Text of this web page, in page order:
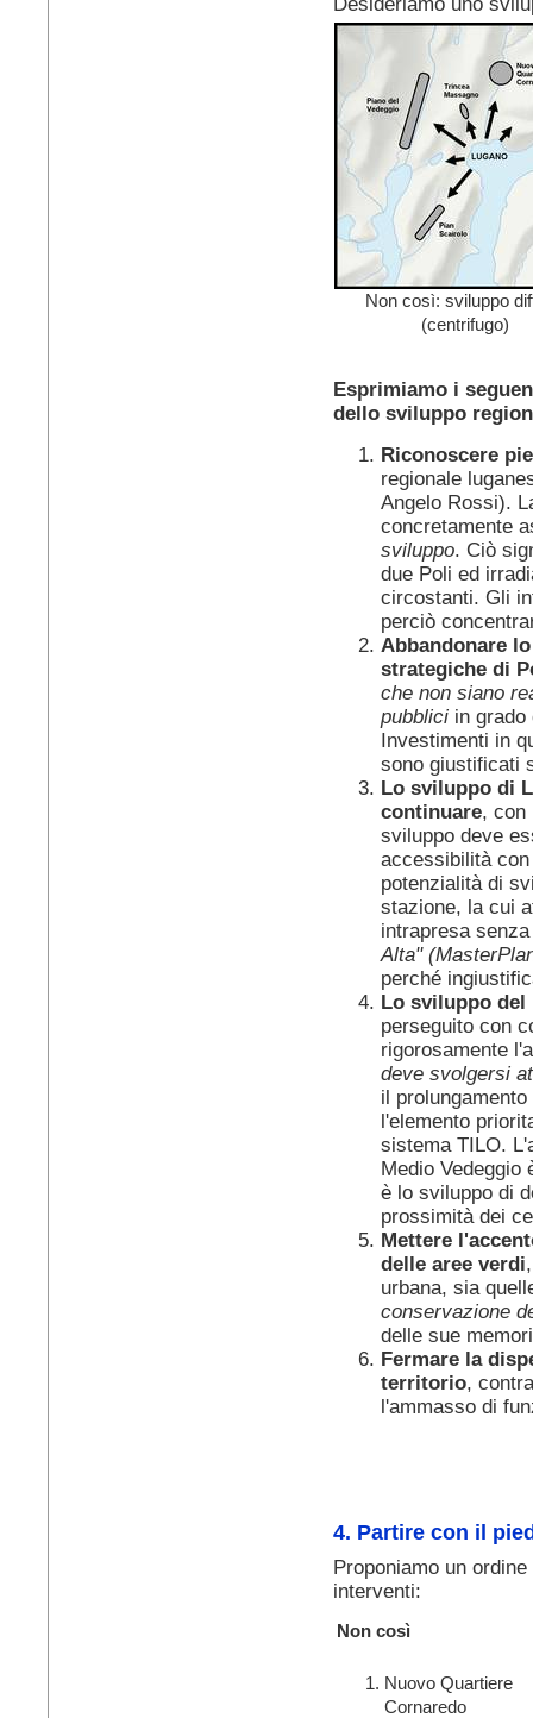
Non così: sviluppo
(centrifugo)
Esprimiamo i
dello sviluppo
Riconoscere
regionale
Angelo Rossi).
concretamente
sviluppo. Ciò
due Poli ed
circostanti. Gli
perciò
Abbandonare
strategiche di
che non siano
pubblici in
Investimenti in
sono giustificati
Lo sviluppo di
continuare, con
sviluppo deve
accessibilità
potenzialità di
stazione, la cui
intrapresa
Alta"
perché
Lo sviluppo del
perseguito con
rigorosamente
deve svolgersi
il
l'elemento
sistema TILO.
Medio Vedeggio
è lo sviluppo di
prossimità dei
Mettere
delle aree verdi
urbana, sia
conservazione
delle sue
Fermare la
territorio,
l'ammasso di
4. Partire con il
Proponiamo un
interventi:
Non così
Nuovo Quartiere
Cornaredo